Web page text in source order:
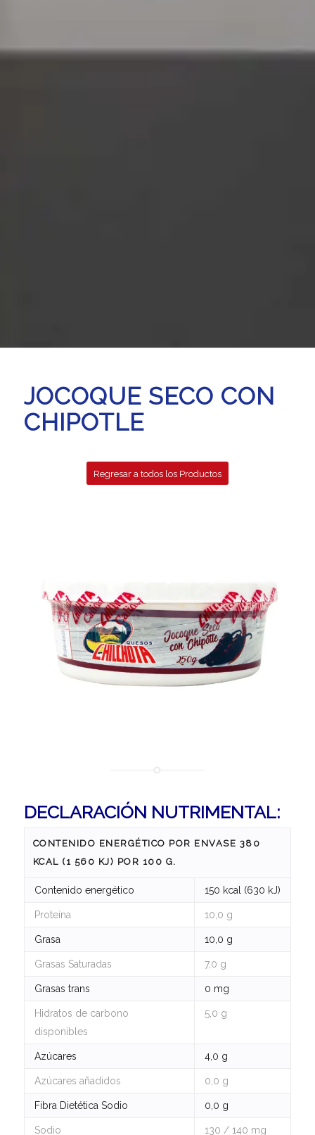
JOCOQUE SECO CON
CHIPOTLE
Regresar a todos los Productos
DECLARACIÓN NUTRIMENTAL:
CONTENIDO ENERGÉTICO POR ENVASE 380
KCAL (1 560 KJ) POR 100 G.
Contenido energético 150 kcal (630 kJ)
Proteína 10,0 g
Grasa 10,0 g
Grasas Saturadas 7,0 g
Grasas trans 0 mg
Hidratos de carbono
disponibles
5,0 g
Azúcares 4,0 g
Azúcares añadidos 0,0 g
Fibra Dietética Sodio 0,0 g
Sodio 130 / 140 mg